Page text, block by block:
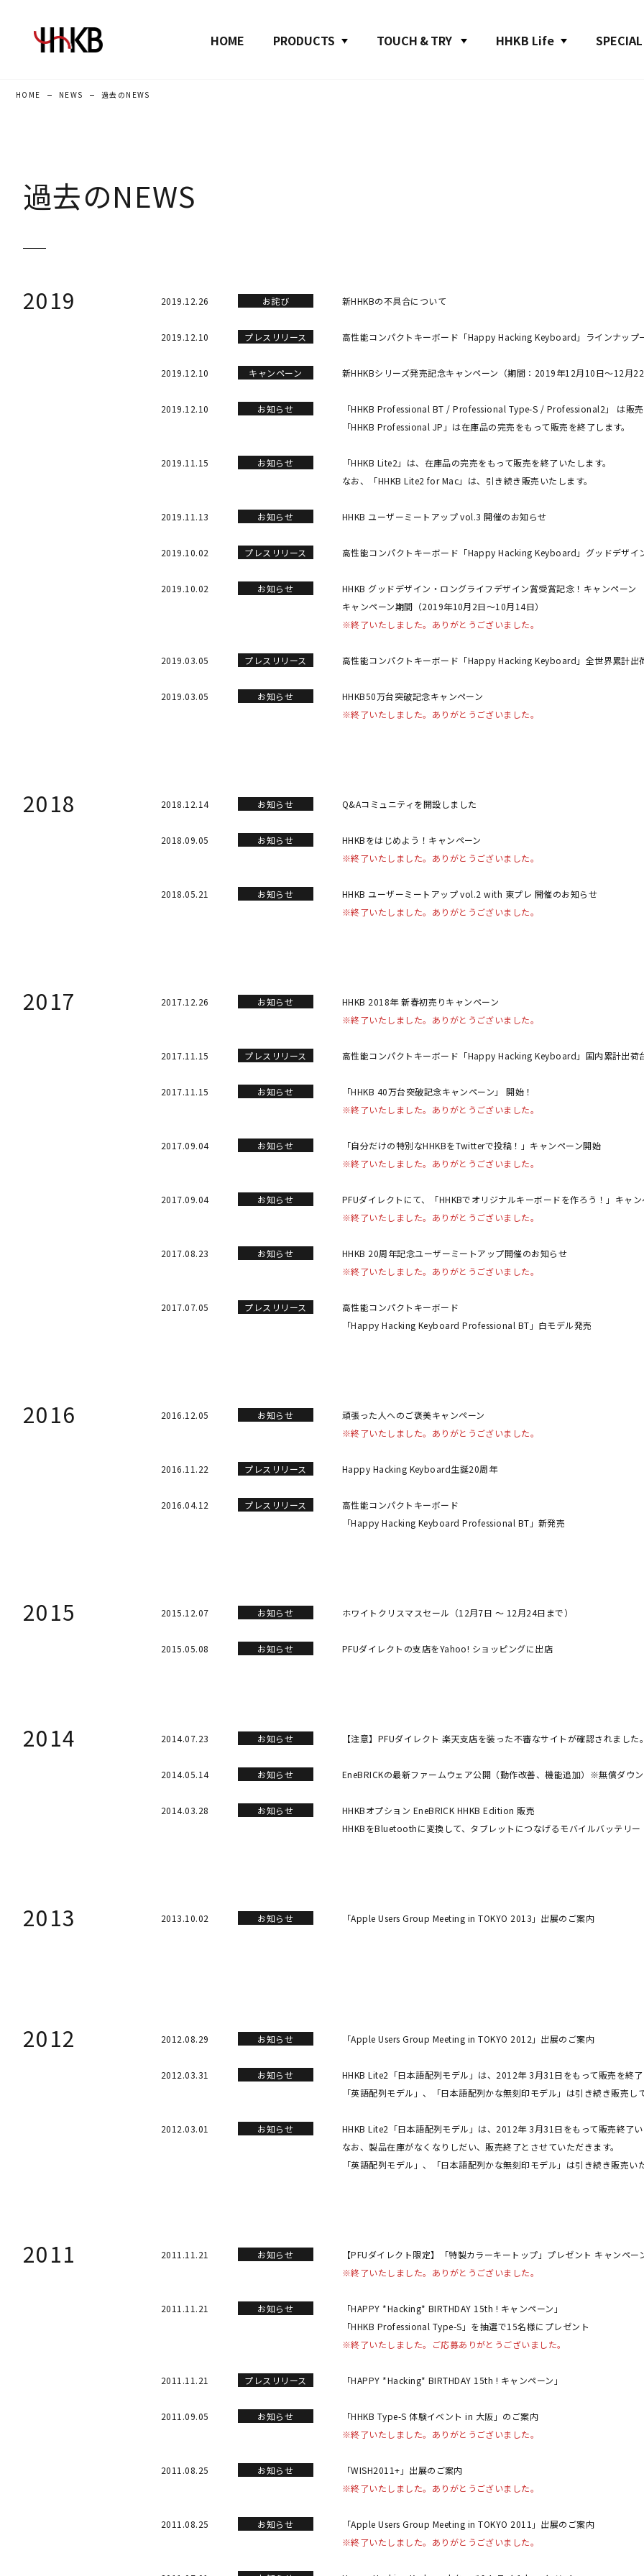
HOME PRODUCTS TOUCH & TRY HHKB Life SPECIAL
HOME NEWS 過去のNEWS
過去のNEWS
2019 2019.12.26 お詫び 新HHKBの不具合について
2019.12.10 プレスリリース 高性能コンパクトキーボード「Happy Hacking Keyboard」ラインナップ
2019.12.10 キャンペーン 新HHKBシリーズ発売記念キャンペーン（期間：2019年12月10日～12月22
2019.12.10 お知らせ
「HHKB Professional BT / Professional Type-S / Professional2」 は販売
「HHKB Professional JP」は在庫品の完売をもって販売を終了します。
2019.11.15 お知らせ
「HHKB Lite2」は、在庫品の完売をもって販売を終了いたします。
なお、「HHKB Lite2 for Mac」は、引き続き販売いたします。
2019.11.13 お知らせ HHKB ユーザーミートアップ vol.3 開催のお知らせ
2019.10.02 プレスリリース 高性能コンパクトキーボード「Happy Hacking Keyboard」グッドデザイ
2019.10.02 お知らせ
HHKB グッドデザイン・ロングライフデザイン賞受賞記念！キャンペーン
キャンペーン期間（2019年10月2日～10月14日）
※終了いたしました。ありがとうございました。
2019.03.05 プレスリリース 高性能コンパクトキーボード「Happy Hacking Keyboard」全世界累計出
2019.03.05 お知らせ
HHKB50万台突破記念キャンペーン
※終了いたしました。ありがとうございました。
2018 2018.12.14 お知らせ Q&Aコミュニティを開設しました
2018.09.05 お知らせ
HHKBをはじめよう！キャンペーン
※終了いたしました。ありがとうございました。
2018.05.21 お知らせ
HHKB ユーザーミートアップ vol.2 with 東プレ 開催のお知らせ
※終了いたしました。ありがとうございました。
2017 2017.12.26 お知らせ
HHKB 2018年 新春初売りキャンペーン
※終了いたしました。ありがとうございました。
2017.11.15 プレスリリース 高性能コンパクトキーボード「Happy Hacking Keyboard」国内累計出荷
2017.11.15 お知らせ
「HHKB 40万台突破記念キャンペーン」 開始！
※終了いたしました。ありがとうございました。
2017.09.04 お知らせ
「自分だけの特別なHHKBをTwitterで投稿！」キャンペーン開始
※終了いたしました。ありがとうございました。
2017.09.04 お知らせ
PFUダイレクトにて、「HHKBでオリジナルキーボードを作ろう！」キャ
※終了いたしました。ありがとうございました。
2017.08.23 お知らせ
HHKB 20周年記念ユーザーミートアップ開催のお知らせ
※終了いたしました。ありがとうございました。
2017.07.05 プレスリリース
高性能コンパクトキーボード
「Happy Hacking Keyboard Professional BT」白モデル発売
2016 2016.12.05 お知らせ
頑張った人へのご褒美キャンペーン
※終了いたしました。ありがとうございました。
2016.11.22 プレスリリース Happy Hacking Keyboard生誕20周年
2016.04.12 プレスリリース
高性能コンパクトキーボード
「Happy Hacking Keyboard Professional BT」新発売
2015 2015.12.07 お知らせ ホワイトクリスマスセール（12月7日 ～ 12月24日まで）
2015.05.08 お知らせ PFUダイレクトの支店をYahoo! ショッピングに出店
2014 2014.07.23 お知らせ 【注意】PFUダイレクト 楽天支店を装った不審なサイトが確認されました
2014.05.14 お知らせ EneBRICKの最新ファームウェア公開（動作改善、機能追加）※無償ダウ
2014.03.28 お知らせ
HHKBオプション EneBRICK HHKB Edition 販売
HHKBをBluetoothに変換して、タブレットにつなげるモバイルバッテリー
2013 2013.10.02 お知らせ 「Apple Users Group Meeting in TOKYO 2013」出展のご案内
2012 2012.08.29 お知らせ 「Apple Users Group Meeting in TOKYO 2012」出展のご案内
2012.03.31 お知らせ
HHKB Lite2「日本語配列モデル」は、2012年 3月31日をもって販売を終了
「英語配列モデル」、「日本語配列かな無刻印モデル」は引き続き販売し
2012.03.01 お知らせ
HHKB Lite2「日本語配列モデル」は、2012年 3月31日をもって販売終了い
なお、製品在庫がなくなりしだい、販売終了とさせていただきます。
「英語配列モデル」、「日本語配列かな無刻印モデル」は引き続き販売い
2011 2011.11.21 お知らせ
【PFUダイレクト限定】「特製カラーキートップ」プレゼント キャンペー
※終了いたしました。ありがとうございました。
2011.11.21 お知らせ
「HAPPY *Hacking* BIRTHDAY 15th ! キャンペーン」
「HHKB Professional Type-S」を抽選で15名様にプレゼント
※終了いたしました。ご応募ありがとうございました。
2011.11.21 プレスリリース 「HAPPY *Hacking* BIRTHDAY 15th ! キャンペーン」
2011.09.05 お知らせ
「HHKB Type-S 体験イベント in 大阪」のご案内
※終了いたしました。ありがとうございました。
2011.08.25 お知らせ
「WISH2011+」出展のご案内
※終了いたしました。ありがとうございました。
2011.08.25 お知らせ
「Apple Users Group Meeting in TOKYO 2011」出展のご案内
※終了いたしました。ありがとうございました。